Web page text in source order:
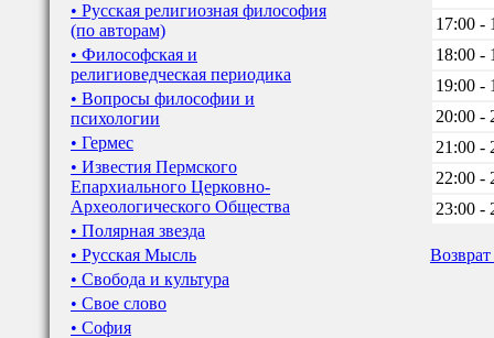
• Русская религиозная философия
(по авторам)
• Философская и
религиоведческая периодика
• Вопросы философии и
психологии
• Гермес
• Известия Пермского
Епархиального Церковно-
Археологического Общества
• Полярная звезда
• Русская Мысль
• Свобода и культура
• Свое слово
• София
17:00 -
18:00 -
19:00 -
20:00 -
21:00 -
22:00 -
23:00 -
Возврат